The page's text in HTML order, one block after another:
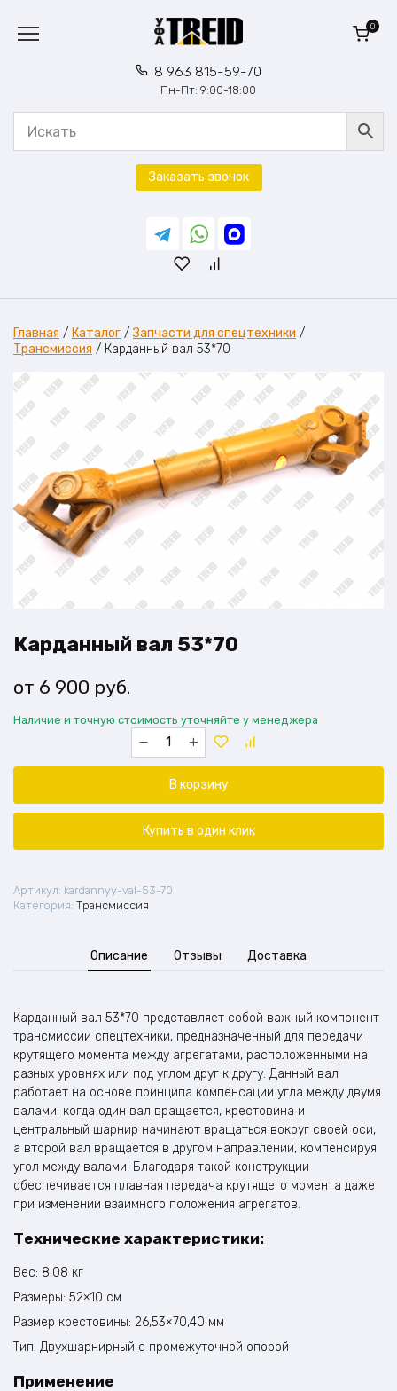
содержанию
8 963 815-59-70
Пн-Пт: 9:00-18:00
0
Заказать звонок
Главная / Каталог /Запчасти для спецтехники /
Трансмиссия / Карданный вал 53*70
Карданный вал 53*70
6 900 руб.
Наличие и точную стоимость уточняйте у менеджера
Количество
товара
Карданный
В корзину
Купить в один клик
Артикул: kardannyy-val-53-70
Категория: Трансмиссия
Описание Отзывы Доставка
Карданный вал 53*70 представляет собой важный компонент
трансмиссии спецтехники, предназначенный для передачи
крутящего момента между агрегатами, расположенными на
разных уровнях или под углом друг к другу. Данный вал
работает на основе принципа компенсации угла между двумя
валами: когда один вал вращается, крестовина и
центральный шарнир начинают вращаться вокруг своей оси,
а второй вал вращается в другом направлении, компенсируя
угол между валами. Благодаря такой конструкции
обеспечивается плавная передача крутящего момента даже
при изменении взаимного положения агрегатов.
Технические характеристики:
Вес: 8,08 кг
Размеры: 52×10 см
Размер крестовины: 26,53×70,40 мм
Тип: Двухшарнирный с промежуточной опорой
Применение